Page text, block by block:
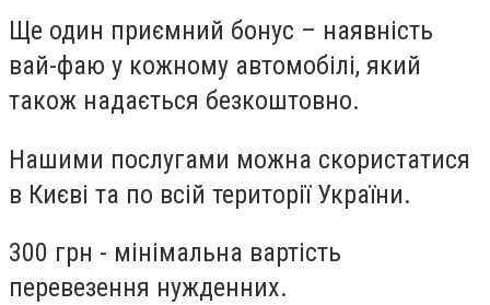
Ще один приємний бонус – наявність
вай-фаю у кожному автомобілі, який
також надається безкоштовно.
Нашими послугами можна скористатися
в Києві та по всій території України.
300 грн - мінімальна вартість
перевезення нужденних.